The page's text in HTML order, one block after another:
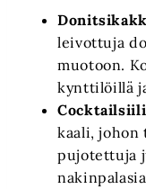
leivottuja
muotoon.
kynttilöillä
Cocktailsiili
kaali, johon
pujotettuja